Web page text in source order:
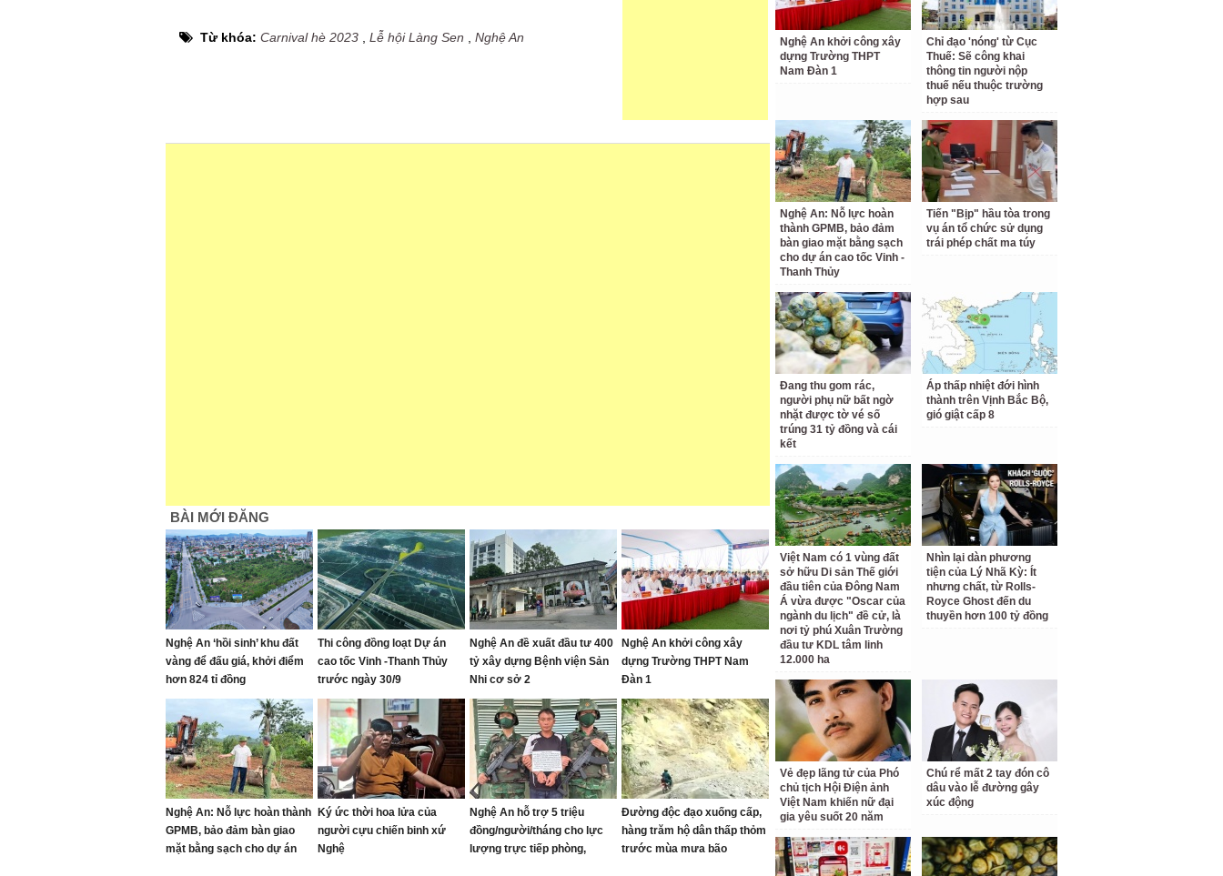
Từ khóa: Carnival hè 2023 Lễ hội Làng Sen Nghệ An
BÀI MỚI ĐĂNG
Nghệ An ‘hồi sinh’ khu đất
vàng để đấu giá, khởi điểm
hơn 824 tỉ đồng
Thi công đồng loạt Dự án
cao tốc Vinh -Thanh Thủy
trước ngày 30/9
Nghệ An đề xuất đầu tư 400
tỷ xây dựng Bệnh viện Sản
Nhi cơ sở 2
Nghệ An khởi công xây
dựng Trường THPT Nam
Đàn 1
Nghệ An: Nỗ lực hoàn thành
GPMB, bảo đảm bàn giao
mặt bằng sạch cho dự án
Ký ức thời hoa lửa của
người cựu chiến binh xứ
Nghệ
Nghệ An hỗ trợ 5 triệu
đồng/người/tháng cho lực
lượng trực tiếp phòng,
Đường độc đạo xuống cấp,
hàng trăm hộ dân thấp thỏm
trước mùa mưa bão
Nghệ An khởi công xây
dựng Trường THPT
Nam Đàn 1
Chỉ đạo 'nóng' từ Cục
Thuế: Sẽ công khai
thông tin người nộp
thuế nếu thuộc trường
hợp sau
Nghệ An: Nỗ lực hoàn
thành GPMB, bảo đảm
bàn giao mặt bằng sạch
cho dự án cao tốc Vinh -
Thanh Thủy
Tiến "Bịp" hầu tòa trong
vụ án tổ chức sử dụng
trái phép chất ma túy
Đang thu gom rác,
người phụ nữ bất ngờ
nhặt được tờ vé số
trúng 31 tỷ đồng và cái
kết
Áp thấp nhiệt đới hình
thành trên Vịnh Bắc Bộ,
gió giật cấp 8
Việt Nam có 1 vùng đất
sở hữu Di sản Thế giới
đầu tiên của Đông Nam
Á vừa được "Oscar của
ngành du lịch" đề cử, là
nơi tỷ phú Xuân Trường
đầu tư KDL tâm linh
12.000 ha
Nhìn lại dàn phương
tiện của Lý Nhã Kỳ: Ít
nhưng chất, từ Rolls-
Royce Ghost đến du
thuyền hơn 100 tỷ đồng
Vẻ đẹp lãng tử của Phó
chủ tịch Hội Điện ảnh
Việt Nam khiến nữ đại
gia yêu suốt 20 năm
Chú rể mất 2 tay đón cô
dâu vào lễ đường gây
xúc động